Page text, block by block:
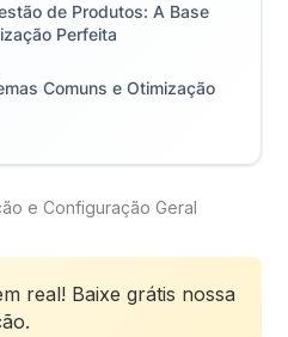
de Produtos: A Base
Perfeita
Comuns e Otimização
e Configuração Geral
real! Baixe grátis nossa